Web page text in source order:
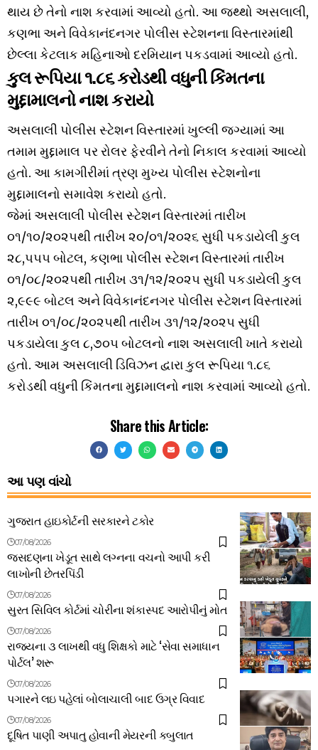
થાય છે તેનો નાશ કરવામાં આવ્યો હતો. આ જથ્થો અસલાલી,
કણભા અને વિવેકાનંદનગર પોલીસ સ્ટેશનના વિસ્તારમાંથી
છેલ્લા કેટલાક મહિનાઓ દરમિયાન પકડવામાં આવ્યો હતો.
કુલ રૂપિયા ૧.૮૬ કરોડથી વધુની કિંમતના
મુદ્દામાલનો નાશ કરાયો
અસલાલી પોલીસ સ્ટેશન વિસ્તારમાં ખુલ્લી જગ્યામાં આ
તમામ મુદ્દામાલ પર રોલર ફેરવીને તેનો નિકાલ કરવામાં આવ્યો
હતો. આ કામગીરીમાં ત્રણ મુખ્ય પોલીસ સ્ટેશનોના
મુદ્દામાલનો સમાવેશ કરાયો હતો.
જેમાં અસલાલી પોલીસ સ્ટેશન વિસ્તારમાં તારીખ
૦૧/૧૦/૨૦૨૫થી તારીખ ૨૦/૦૧/૨૦૨૬ સુધી પકડાયેલી કુલ
૨૮,૫૫૫ બોટલ, કણભા પોલીસ સ્ટેશન વિસ્તારમાં તારીખ
૦૧/૦૮/૨૦૨૫થી તારીખ ૩૧/૧૨/૨૦૨૫ સુધી પકડાયેલી કુલ
૨,૯૯૯ બોટલ અને વિવેકાનંદનગર પોલીસ સ્ટેશન વિસ્તારમાં
તારીખ ૦૧/૦૮/૨૦૨૫થી તારીખ ૩૧/૧૨/૨૦૨૫ સુધી
પકડાયેલા કુલ ૮,૭૦૫ બોટલનો નાશ અસલાલી ખાતે કરાયો
હતો. આમ અસલાલી ડિવિઝન દ્વારા કુલ રૂપિયા ૧.૮૬
કરોડથી વધુની કિંમતના મુદ્દામાલનો નાશ કરવામાં આવ્યો હતો.
Share this Article:
આ પણ વાંચો
ગુજરાત હાઇકોર્ટની સરકારને ટકોર
07/08/2026
જસદણના ખેડૂત સાથે લગ્નના વચનો આપી કરી
લાખોની છેતરપિંડી
07/08/2026
સુરત સિવિલ કોર્ટમાં ચોરીના શંકાસ્પદ આરોપીનું મોત
07/08/2026
રાજ્યના ૩ લાખથી વધુ શિક્ષકો માટે ‘સેવા સમાધાન
પોર્ટલ’ શરૂ
07/08/2026
પગારને લઇ પહેલાં બોલાચાલી બાદ ઉગ્ર વિવાદ
07/08/2026
દૂષિત પાણી અપાતુ હોવાની મેયરની કબુલાત